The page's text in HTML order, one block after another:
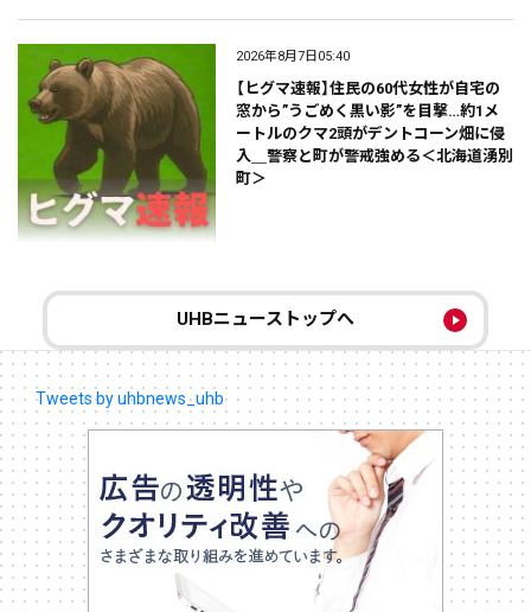
2026年8月7日05:40
【ヒグマ速報】住民の60代女性が自宅の
窓から”うごめく黒い影”を目撃…約1メ
ートルのクマ2頭がデントコーン畑に侵
入＿警察と町が警戒強める＜北海道湧別
町＞
UHBニューストップへ
Tweets by uhbnews_uhb